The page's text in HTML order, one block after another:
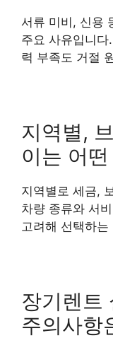
서류 미비, 신용
주요 사유입니
력 부족도 거절
지역별,
이는 어
지역별로 세금,
차량 종류와 서
고려해 선택하
장기렌트
주의사항